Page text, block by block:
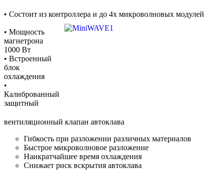
• Состоит из контроллера и до 4х микроволновых модулей
• Мощность
магнетрона
1000 Вт
• Встроенный
блок
охлаждения
•
Калиброванный
защитный
вентиляционный клапан автоклава
Гибкость при разложении различных материалов
Быстрое микроволновое разложение
Наикратчайшее время охлаждения
Снижает риск вскрытия автоклава